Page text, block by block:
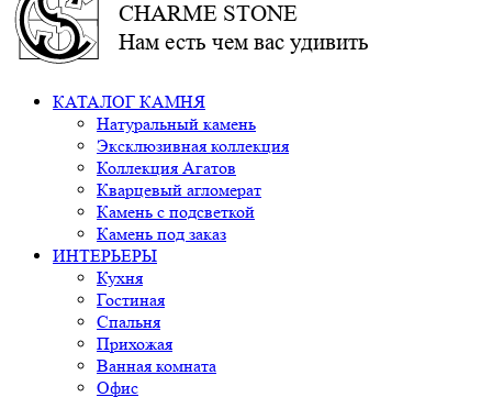
CHARME STONE
Нам есть чем вас удивить
КАТАЛОГ КАМНЯ
Натуральный камень
Эксклюзивная коллекция
Коллекция Агатов
Кварцевый агломерат
Камень с подсветкой
Камень под заказ
ИНТЕРЬЕРЫ
Кухня
Гостиная
Спальня
Прихожая
Ванная комната
Офис